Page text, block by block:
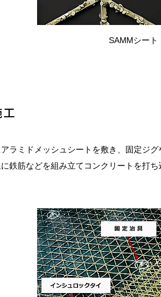
SAMMシート
ラミドメッシュシートを敷き、固定ジグ
鉄筋などを組み立てコンクリートを打ち